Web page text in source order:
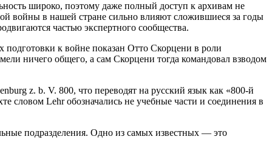
широко, поэтому даже полный доступ к архивам не
войны в нашей стране сильно влияют сложившиеся за годы
частью экспертного сообщества.
к войне показан Отто Скорцени в роли
ничего общего, а сам Скорцени тогда командовал взводом
z. b. V. 800, что переводят на русский язык как «800-й
словом Lehr обозначались не учебные части и соединения в
подразделения. Одно из самых известных — это